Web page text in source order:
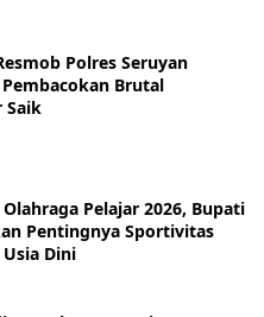
Polres Seruyan
Brutal
Saik
Pelajar 2026, Bupati
Pentingnya Sportivitas
Dini